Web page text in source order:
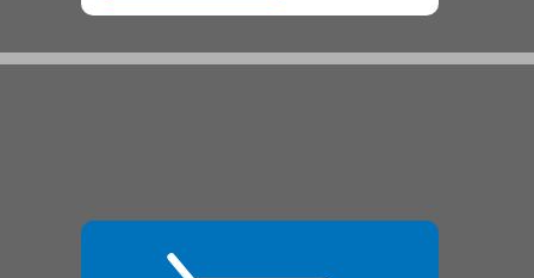
בית־ספר נוף ילדות, תל מונד ... 20